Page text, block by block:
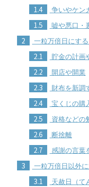
1.4 争いやケン
1.5 嘘や悪口・
2 一粒万倍日にす
2.1 貯金の計画
2.2 開店や開業
2.3 財布を新調
2.4 宝くじの購
2.5 資格などの
2.6 断捨離
2.7 感謝の言葉
3 一粒万倍日以外
3.1 天赦日（て